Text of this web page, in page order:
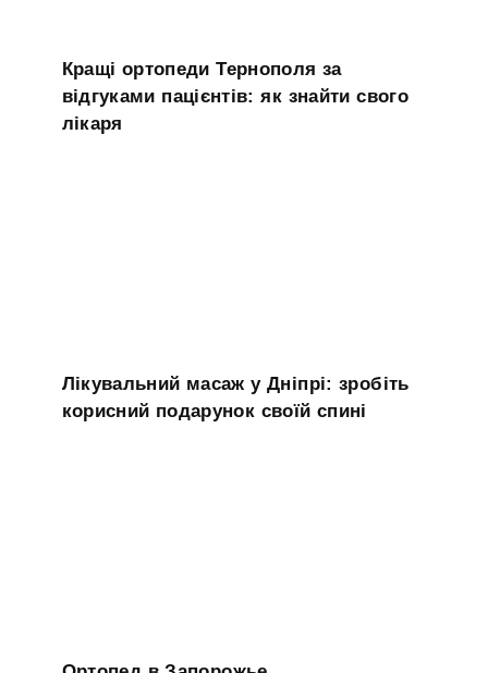
Кращі ортопеди Тернополя за
відгуками пацієнтів: як знайти свого
лікаря
Лікувальний масаж у Дніпрі: зробіть
корисний подарунок своїй спині